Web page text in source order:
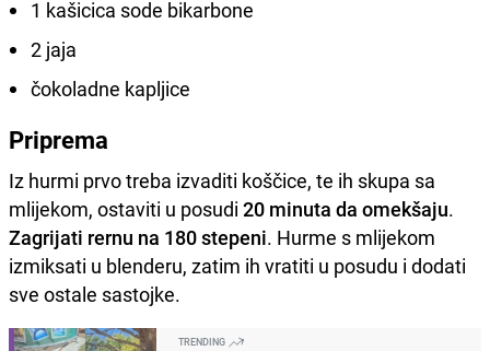
1 kašicica sode bikarbone
2 jaja
čokoladne kapljice
Priprema
Iz hurmi prvo treba izvaditi koščice, te ih skupa sa
mlijekom, ostaviti u posudi 20 minuta da omekšaju.
Zagrijati rernu na 180 stepeni. Hurme s mlijekom
izmiksati u blenderu, zatim ih vratiti u posudu i dodati
sve ostale sastojke.
TRENDING